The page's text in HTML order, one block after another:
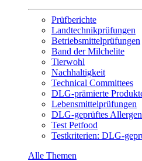
Prüfberichte
Landtechnikprüfungen
Betriebsmittelprüfungen
Band der Milchelite
Tierwohl
Nachhaltigkeit
Technical Committees
DLG-prämierte
Lebensmittelprüfungen
DLG-geprüftes
Test Petfood
Testkriterien: DLG-
Alle Themen